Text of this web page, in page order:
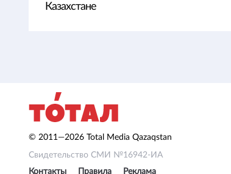
Казахстане
© 2011—2026 Total Media Qazaqstan
Свидетельство СМИ №16942-ИА
Контакты
Правила Реклама